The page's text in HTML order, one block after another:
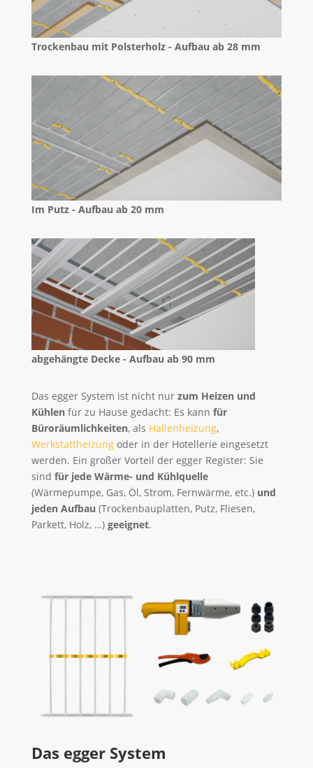
Trockenbau mit Polsterholz - Aufbau ab 28 mm
Im Putz - Aufbau ab 20 mm
abgehängte Decke - Aufbau ab 90 mm
Das egger System ist nicht nur zum Heizen und
Kühlen für zu Hause gedacht: Es kann für
Büroräumlichkeiten, als Hallenheizung,
Werkstattheizungoder in der Hotellerie eingesetzt
werden. Ein großer Vorteil der egger Register: Sie
sind für jede Wärme- und Kühlquelle
(Wärmepumpe, Gas, Öl, Strom, Fernwärme, etc.) und
jeden Aufbau (Trockenbauplatten, Putz, Fliesen,
Parkett, Holz, …) geeignet.
Das egger System